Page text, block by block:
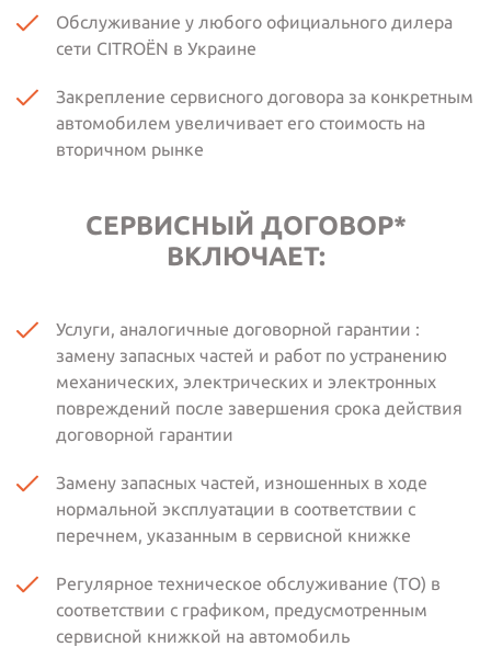
Обслуживание у любого официального дилера
сети CITROËN в Украине
Закрепление сервисного договора за конкретным
автомобилем увеличивает его стоимость на
вторичном рынке
СЕРВИСНЫЙ ДОГОВОР*
ВКЛЮЧАЕТ:
Услуги, аналогичные договорной гарантии :
замену запасных частей и работ по устранению
механических, электрических и электронных
повреждений после завершения срока действия
договорной гарантии
Замену запасных частей, изношенных в ходе
нормальной эксплуатации в соответствии с
перечнем, указанным в сервисной книжке
Регулярное техническое обслуживание (ТО) в
соответствии с графиком, предусмотренным
сервисной книжкой на автомобиль